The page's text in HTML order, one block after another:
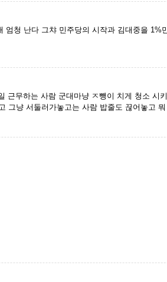
청 난다 그챠 민주당의 시작과 김대중을
근무하는 사람 군대마냥 ㅈ뺑이 치게 청소 시
그냥 서둘러가놓고는 사람 밥줄도 끊어놓고